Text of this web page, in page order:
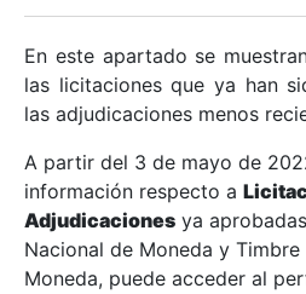
Mostrar/Ocultar
Mostrar/Ocultar
En este apartado se
las licitaciones que ya han
las adjudicaciones menos
A partir del 3 de mayo de
información respecto a
Adjudicaciones ya
Nacional de Moneda y Timbre
Moneda, puede acceder al